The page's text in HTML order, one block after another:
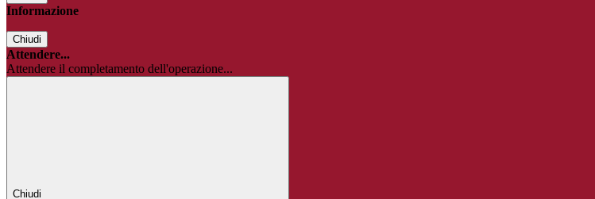
Informazione
Chiudi
Attendere...
Attendere il completamento dell'operazione...
Chiudi